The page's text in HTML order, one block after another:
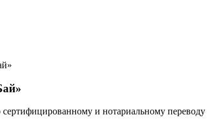
и нотариальному переводу